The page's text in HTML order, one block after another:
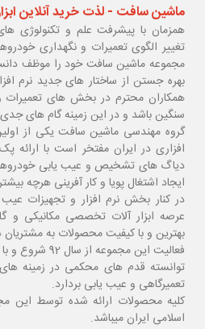
ماشین سافت - لذت خرید آنلاین
همزمان با پیشرفت علم و تکنولوژی
تغییر الگوی تعمیرات و نگهداری
مجموعه ماشین سافت خود را موظف
بهره جستن از ساختار های جدید نرم
همکاران محترم در بخش های
سنگین باشد و در این زمینه گام های جدی
گروه مهندسی ماشین سافت یکی از
افزاری در ایران مفتخر است با ارائه
دیاگ های تشخیص و عیب یابی
ایجاد اشتغال پویا و کار آفرینی هرچه
در کنار بخش نرم افزار و تجهیزات
عرصه ابزار آلات تخصصی مکانیکی و
بهترین و با کیفیت محصولات به
فعالیت این
توانسته قدم های محکمی در زمینه
تعمیرگاهی و عیب یابی بردارد.
کلیه محصولات ارائه شده توسط این
اسلامی ایران میباشد.